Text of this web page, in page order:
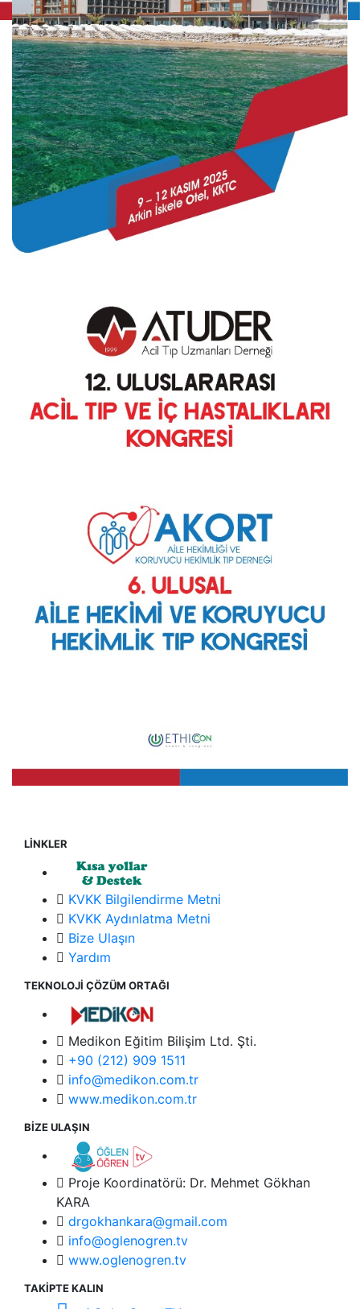
LİNKLER
KVKK Bilgilendirme Metni
KVKK Aydınlatma Metni
Bize Ulaşın
Yardım
TEKNOLOJİ ÇÖZÜM ORTAĞI
Medikon Eğitim Bilişim Ltd. Şti.
+90 (212) 909 1511
info@medikon.com.tr
www.medikon.com.tr
BİZE ULAŞIN
Proje Koordinatörü: Dr. Mehmet Gökhan
KARA
drgokhankara@gmail.com
info@oglenogren.tv
www.oglenogren.tv
TAKİPTE KALIN